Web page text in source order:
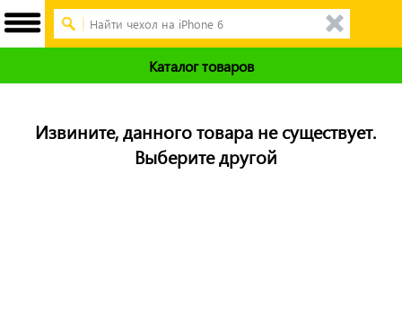
Каталог товаров
Извините, данного товара не существует.
Выберите другой